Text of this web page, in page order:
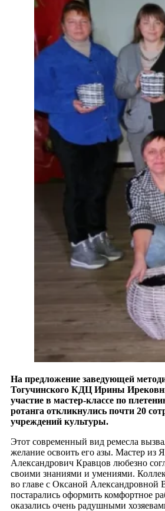
На предложение заведующей
Тогучинского КДЦ Ирины
участие в мастер-классе по
ротанга откликнулись почти 20
учреждений культуры.
Этот современный вид ремесла
желание освоить его азы. Мастер из
Александрович Кравцов любезно
своими знаниями и умениями.
во главе с Оксаной Александровной
постарались оформить комфортное
оказались очень радушными